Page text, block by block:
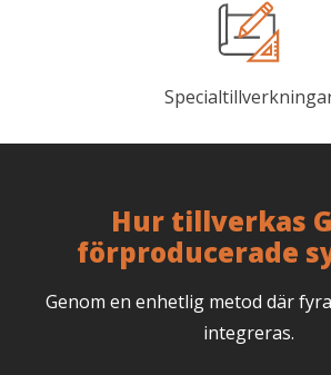
Hur tillverkas
förproducerade
Genom en enhetlig metod där
integreras.